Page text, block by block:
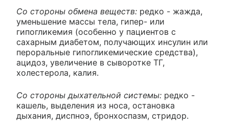
Со стороны обмена веществ: редко - жажда,
уменьшение массы тела, гипер- или
гипогликемия (особенно у пациентов с
сахарным диабетом, получающих инсулин или
пероральные гипогликемические средства),
ацидоз, увеличение в сыворотке ТГ,
холестерола, калия.
Со стороны дыхательной системы: редко -
кашель, выделения из носа, остановка
дыхания, диспноэ, бронхоспазм, стридор.